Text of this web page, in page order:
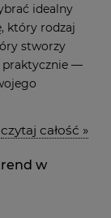
idealny
który rodzaj
stworzy
praktycznie —
czytaj całość »
w